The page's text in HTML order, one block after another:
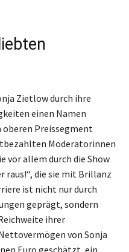
Zietlow durch ihre
einen Namen
oberen Preissegment
Moderatorinnen
vor allem durch die Show
raus!“, die sie mit Brillanz
ist nicht nur durch
geprägt, sondern
ihrer
von Sonja